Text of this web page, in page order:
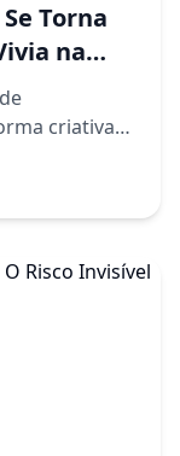
Torna
na
criativa e
banco de